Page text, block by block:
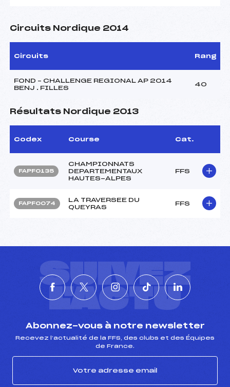
Circuits Nordique 2014
Circuits Rang
FOND – CHALLENGE REGIONAL AP 2014
BENJ . FILLES
40
Résultats Nordique 2013
Codex Course Cat.
FAPF0135
CHAMPIONNATS
DEPARTEMENTAUX
HAUTES-ALPES
FFS
FAPF0074
LA TRAVERSEE DU
QUEYRAS
FFS
SUIVEZ
L'ACTU
Abonnez-vous à notre newsletter
Recevez l’actualité de la FFS, des clubs et des Équipes
de France.